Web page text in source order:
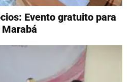
Evento gratuito para